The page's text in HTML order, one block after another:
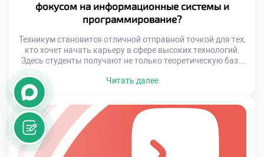
фокусом на информационные системы и
программирование?
Техникум становится отличной отправной точкой для тех,
кто хочет начать карьеру в сфере высоких технологий.
Здесь студенты получают не только теоретическую базу,
уверенно чувствовать себя в профессиональной среде
уже на этапе обучения. Современные образовательные
программы, ориентированные на практику, дают
возможность глубоко погрузиться в тематику и
научиться применять […]
Читать далее